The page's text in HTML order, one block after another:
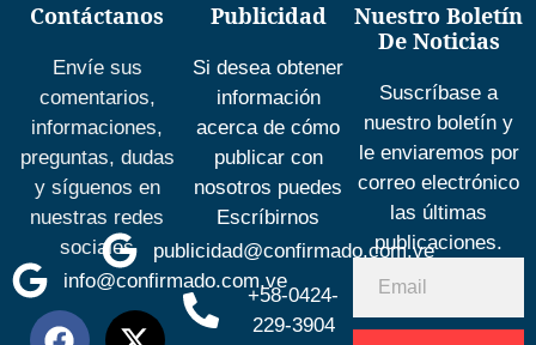
Contáctanos
Envíe sus
comentarios,
informaciones,
preguntas, dudas
y síguenos en
nuestras redes
sociales
info@confirmado.com.ve
Publicidad
Si desea obtener
información
acerca de cómo
publicar con
nosotros puedes
Escríbirnos
publicidad@confirmado.com.ve
+58-0424-
229-3904
Nuestro Boletín
De Noticias
Suscríbase a
nuestro boletín y
le enviaremos por
correo electrónico
las últimas
publicaciones.